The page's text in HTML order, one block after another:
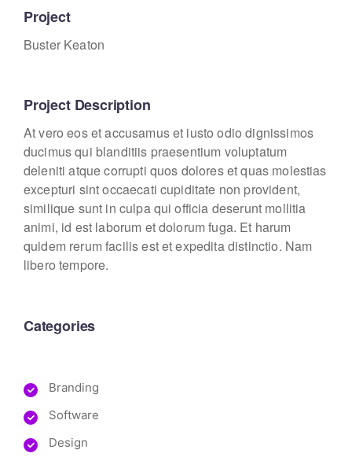
Project
Buster Keaton
Project Description
At vero eos et accusamus et iusto odio dignissimos
ducimus qui blanditiis praesentium voluptatum
deleniti atque corrupti quos dolores et quas molestias
excepturi sint occaecati cupiditate non provident,
similique sunt in culpa qui officia deserunt mollitia
animi, id est laborum et dolorum fuga. Et harum
quidem rerum facilis est et expedita distinctio. Nam
libero tempore.
Categories
Branding
Software
Design